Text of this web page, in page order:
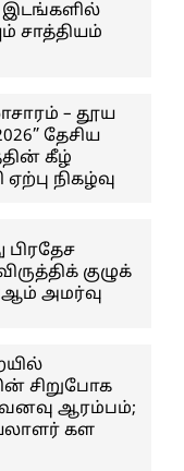
இடங்களில்
சாத்தியம்
– தூய
தேசிய
கீழ்
நிகழ்வு
பிரதேச
குழுக்
அமர்வு
சிறுபோக
ஆரம்பம்;
கள